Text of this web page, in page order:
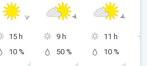
15 h
10 %
9 h
50 %
11 h
10 %